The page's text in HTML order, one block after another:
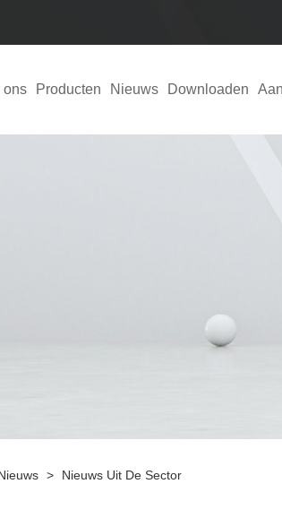
ons Producten Nieuws Downloaden
> Nieuws Uit De Sector